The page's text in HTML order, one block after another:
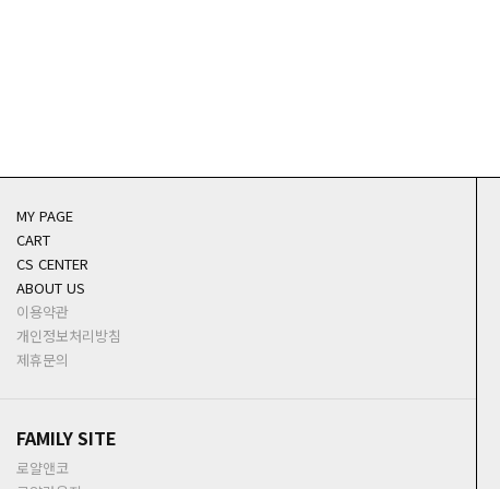
MY PAGE
CART
CS CENTER
ABOUT US
이용약관
개인정보처리방침
제휴문의
FAMILY SITE
로얄앤코